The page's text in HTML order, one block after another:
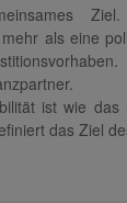
als eine
ist wie
das Ziel